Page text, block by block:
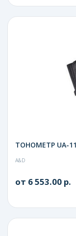
ТОНОМЕТР UA-
A&D
от 6 553.00 р.